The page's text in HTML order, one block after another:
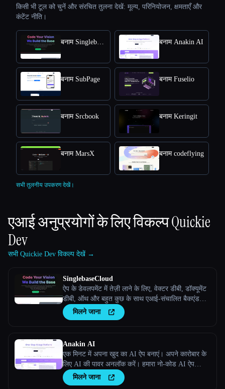
किसी भी टूल को चुनें और संरचित तुलना देखें: मूल्य, परिनियोजन, क्षमताएँ और
कंटेंट नीति।
बनाम SinglebaseCloud बनाम Anakin AI
बनाम SubPage बनाम Fuselio
बनाम Srcbook बनाम Keringit
बनाम MarsX बनाम codeflying
सभी तुलनीय उपकरण देखें।
एआई अनुप्रयोगों के लिए विकल्पQuickie
Dev
सभी Quickie Dev विकल्प देखें →
SinglebaseCloud
ऐप के डेवलपमेंट में तेज़ी लाने के लिए, वेक्टर डीबी, डॉक्यूमेंट
डीबी, ऑथ और बहुत कुछ के साथ एआई-संचालित बैकएंड
प्लेटफ़ॉर्म।
मिलने जाना
Anakin AI
एक मिनट में अपना खुद का AI ऐप बनाएं। अपने कारोबार के
लिए AI की पावर अनलॉक करें। हमारा नो-कोड AI ऐप
बिल्डर तुम्हेंं अनोखे, स्टैंडअलोन AI ऐप्लिकेशन बनाने की
सुविधा देता है
मिलने जाना